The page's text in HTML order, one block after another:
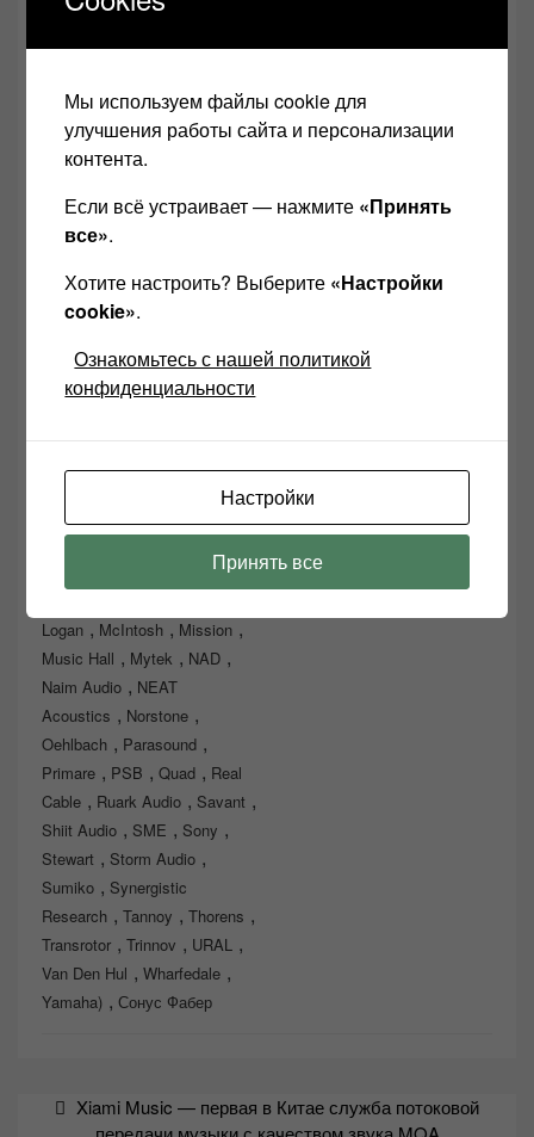
AudioControl ,Aurender ,
Ayon Audio ,Bassocontinuo
DALI ,Densen ,Emotiva ,
Gallo ,Hi-Fi ,hifishow ,
HIGH END SHOW 2019
,
Jamo , , , ,
M&K
Logan , McIntosh , Mission ,
Music Hall , Mytek , NAD ,
Naim Audio , NEAT
Acoustics , Norstone ,
Oehlbach , Parasound ,
Primare , PSB , Quad , Real
Cable , Ruark Audio , Savant ,
Shiit Audio , SME , Sony ,
Stewart , Storm Audio ,
Sumiko , Synergistic
Research , Tannoy , Thorens ,
Transrotor , Trinnov , URAL ,
Van Den Hul , Wharfedale ,
Yamaha) , Сонус Фабер
Навигация
Xiami Music — первая в Китае служба потоковой
Мы используем файлы cookie для
улучшения работы сайта и персонализации
контента.
Если всё устраивает — нажмите «Принять
все».
Хотите настроить? Выберите «Настройки
cookie».
Ознакомьтесь с нашей политикой
конфиденциальности
Настройки
Принять все